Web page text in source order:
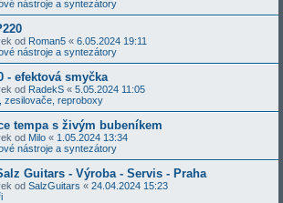
nástroje a syntezátory
od Roman5 « 6.05.2024 19:11
nástroje a syntezátory
- efektová smyčka
od RadekS « 5.05.2024 11:05
zesilovače, reproboxy
tempa s živým bubeníkem
od Milo « 1.05.2024 13:34
nástroje a syntezátory
Guitars - Výroba - Servis - Praha
od SalzGuitars « 24.04.2024 15:23